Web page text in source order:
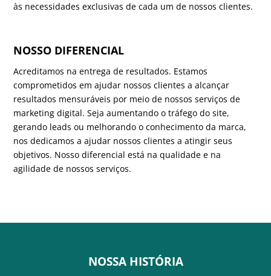
às necessidades exclusivas de cada um de nossos clientes.
NOSSO DIFERENCIAL
Acreditamos na entrega de resultados. Estamos
comprometidos em ajudar nossos clientes a alcançar
resultados mensuráveis ​​por meio de nossos serviços de
marketing digital. Seja aumentando o tráfego do site,
gerando leads ou melhorando o conhecimento da marca,
nos dedicamos a ajudar nossos clientes a atingir seus
objetivos. Nosso diferencial está na qualidade e na
agilidade de nossos serviços.
NOSSA HISTÓRIA